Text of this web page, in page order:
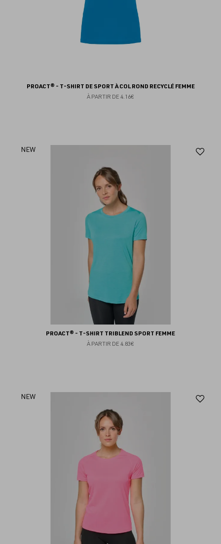
PROACT® - T-SHIRT DE SPORT À COL ROND RECYCLÉ FEMME
À PARTIR DE 4.16€
NEW
PROACT® - T-SHIRT TRIBLEND SPORT FEMME
À PARTIR DE 4.83€
NEW